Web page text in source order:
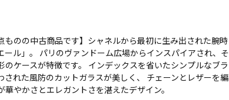
ものの中古商品です】シャネルから最初に生み出された腕時
ール」。 パリのヴァンドーム広場からインスパイアされ、そ
のケースが特徴です。 インデックスを省いたシンプルなブラ
された風防のカットガラスが美しく、 チェーンとレザーを編
やかさとエレガントさを湛えたデザイン。